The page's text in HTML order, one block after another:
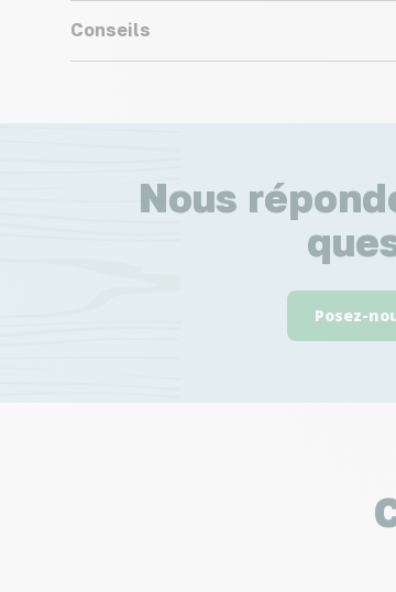
Conseils
Nous
Posez-